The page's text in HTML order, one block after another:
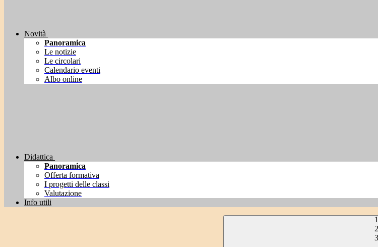
Novità
Panoramica
Le notizie
Le circolari
Calendario eventi
Albo online
Didattica
Panoramica
Offerta formativa
I progetti delle classi
Valutazione
Info utili